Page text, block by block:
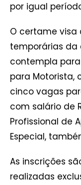
por igual
O certame visa
temporárias
contempla
para Motorista,
cinco vagas
com salário de
Profissional de
Especial,
As inscrições
realizadas